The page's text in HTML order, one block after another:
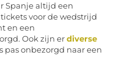
Spanje altijd een
voor de wedstrijd
en een
Ook zijn er diverse
pas onbezorgd naar een